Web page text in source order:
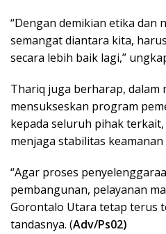
“Dengan demikian etika dan
semangat diantara kita,
secara lebih baik lagi,”
Thariq juga berharap, dalam
mensukseskan program
kepada seluruh pihak
menjaga stabilitas
“Agar proses
pembangunan, pelayanan
Gorontalo Utara tetap terus
tandasnya. (Adv/Ps02)